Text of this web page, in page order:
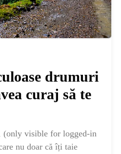
drumuri
curaj să te
(only visible for logged-in
nu doar că îți taie